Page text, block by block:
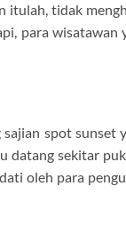
tidak
para
spot
sekitar
oleh para